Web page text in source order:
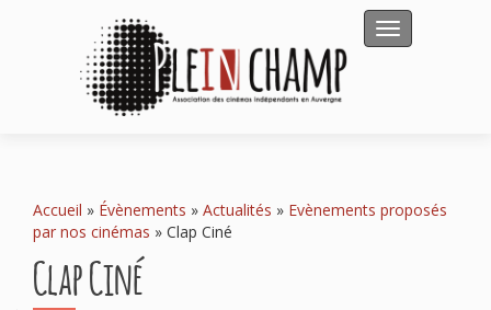
Afficher/
Accueil » Évènements » Actualités » Evènements proposés
par nos cinémas » Clap Ciné
Clap Ciné